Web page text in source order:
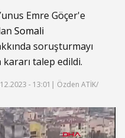
Emre Göçer'e
Somali
soruşturmayı
kararı talep edildi.
- 13:01 | Özden ATİK/